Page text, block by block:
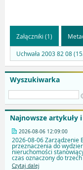
Wyszukiwarka
Najnowsze artykuły
2026-08-06 12:09:00
2026-08-06 Zarządzenie
przeznaczenia do
nieruchomości
czas oznaczony do
Czytaj dalej
Załączniki (1)
Uchwała 2003 82 08